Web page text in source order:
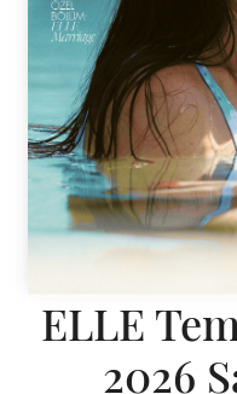
ELLE
2026